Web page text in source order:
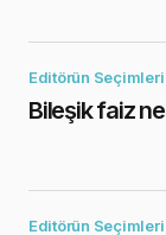
Editörün Seçimleri
Bileşik faiz
Editörün Seçimleri